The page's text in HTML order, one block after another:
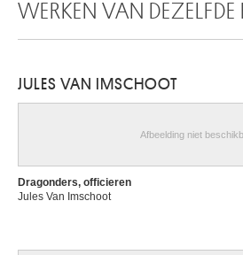
WERKEN VAN
JULES VAN IMSCHOOT
Afbeelding niet
Dragonders, officieren
Jules Van Imschoot